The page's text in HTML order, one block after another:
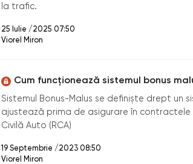
la trafic.
25 Iulie /2025 07:50
Viorel Miron
Cum funcționează sistemul bonus
Sistemul Bonus-Malus se definişte drept un
ajustează prima de asigurare în contractele
Civilă Auto (RCA)
19 Septembrie /2023 08:50
Viorel Miron